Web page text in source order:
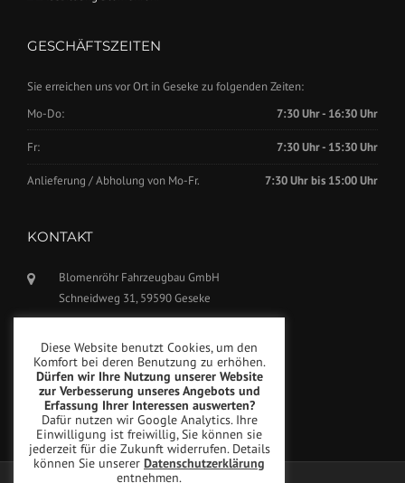
GESCHÄFTSZEITEN
Sie erreichen uns vor Ort in Geseke zu folgenden Zeiten:
Mo-Do:
7:30 Uhr - 16:30 Uhr
Fr: 7:30 Uhr - 15:30 Uhr
Anlieferung / Abholung von Mo-Fr. 7:30 Uhr bis 15:00 Uhr
KONTAKT
Blomenröhr Fahrzeugbau GmbH
Schneidweg 31, 59590 Geseke
Fax: +49(0)2942-5799777
info@blomenroehr.com
Diese Website benutzt Cookies, um den
Komfort bei deren Benutzung zu erhöhen.
Dürfen wir Ihre Nutzung unserer Website
zur Verbesserung unseres Angebots und
Erfassung Ihrer Interessen auswerten?
Dafür nutzen wir Google Analytics. Ihre
Einwilligung ist freiwillig, Sie können sie
jederzeit für die Zukunft widerrufen. Details
können Sie unserer Datenschutzerklärung
entnehmen.